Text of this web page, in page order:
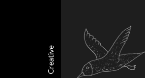
Creative